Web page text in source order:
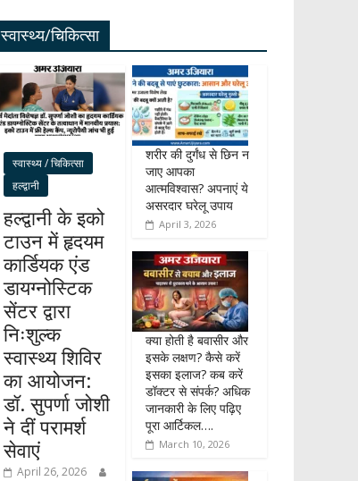
स्वास्थ्य/चिकित्सा
स्वास्थ्य / चिकित्सा
हल्द्वानी
हल्द्वानी के इको
टाउन में हृदयम
कार्डियक एंड
डायग्नोस्टिक
सेंटर द्वारा
निःशुल्क
स्वास्थ्य शिविर
का आयोजन:
डॉ. सुपर्णा जोशी
ने दीं परामर्श
सेवाएं
April 26, 2026
शरीर की दुर्गंध से छिन न
जाए आपका
आत्मविश्वास? अपनाएं ये
असरदार घरेलू उपाय
April 3, 2026
क्या होती है बवासीर और
इसके लक्षण? कैसे करें
इसका इलाज? कब करें
डॉक्टर से संपर्क? अधिक
जानकारी के लिए पढ़िए
पूरा आर्टिकल….
March 10, 2026